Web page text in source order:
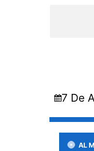
7 De
AL
situaciones de crisis